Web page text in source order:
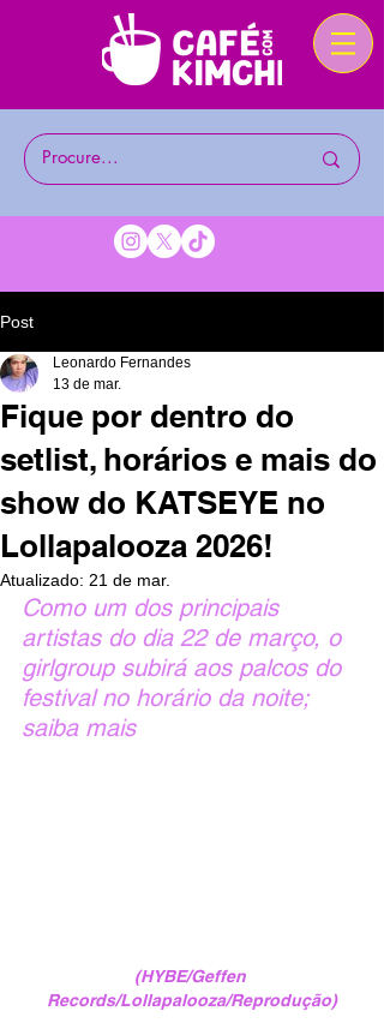
Post
Fique por dentro do
setlist, horários e mais do
show do KATSEYE no
Lollapalooza 2026!
Leonardo Fernandes
13 de mar.
Atualizado: 21 de mar.
Como um dos principais
artistas do dia 22 de março, o
girlgroup subirá aos palcos do
festival no horário da noite;
saiba mais
(HYBE/Geffen
Records/Lollapalooza/Reprodução)